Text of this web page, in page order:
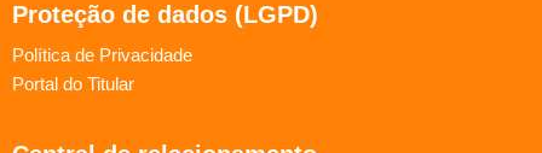
Proteção de dados (LGPD)
Política de Privacidade
Portal do Titular